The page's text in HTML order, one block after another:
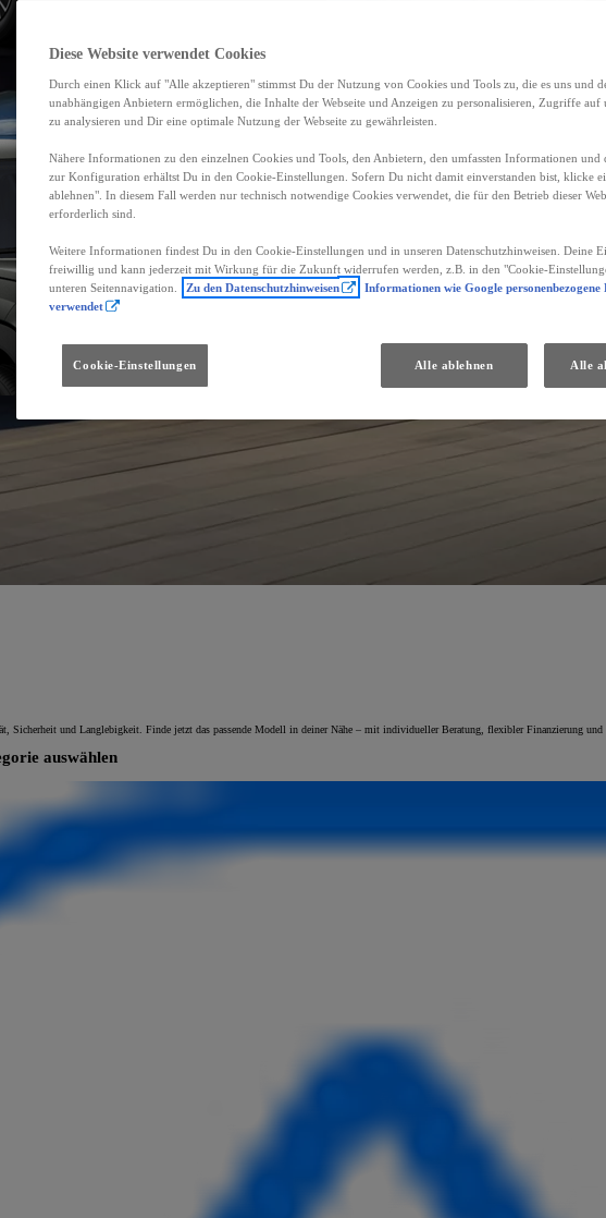
Sicherheit und Langlebigkeit. Finde jetzt das passende Modell in deiner Nähe – mit individueller Beratung, flexibler Finanzierung und
auswählen
Diese Website verwendet Cookies
Durch einen Klick auf "Alle akzeptieren" stimmst Du der Nutzung von Cookies und Tools zu, die es uns und
unabhängigen Anbietern ermöglichen, die Inhalte der Webseite und Anzeigen zu personalisieren, Zugriffe auf
zu analysieren und Dir eine optimale Nutzung der Webseite zu gewährleisten.
Nähere Informationen zu den einzelnen Cookies und Tools, den Anbietern, den umfassten Informationen
zur Konfiguration erhältst Du in den Cookie-Einstellungen. Sofern Du nicht damit einverstanden bist, klicke
ablehnen". In diesem Fall werden nur technisch notwendige Cookies verwendet, die für den Betrieb dieser
erforderlich sind.
Weitere Informationen findest Du in den Cookie-Einstellungen und in unseren Datenschutzhinweisen. Deine
freiwillig und kann jederzeit mit Wirkung für die Zukunft widerrufen werden, z.B. in den "Cookie-
unteren Seitennavigation.
Zu den Datenschutzhinweisen
Informationen wie Google personenbezogene
verwendet
Cookie-Einstellungen Alle ablehnen Alle